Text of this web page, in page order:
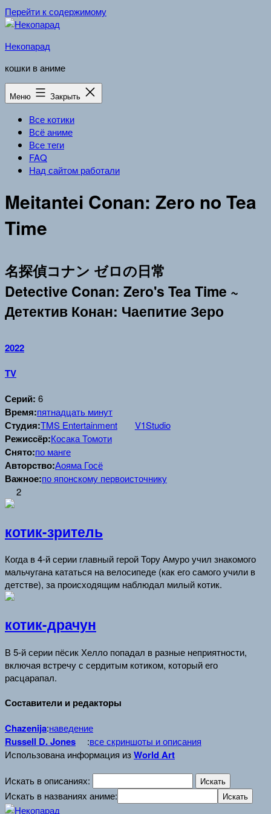
Перейти к содержимому
Некопарад
кошки в аниме
Меню Закрыть
Все котики
Всё аниме
Все теги
FAQ
Над сайтом работали
Meitantei Conan: Zero no Tea
Time
名探偵コナン ゼロの日常
Detective Conan: Zero's Tea Time ~
Детектив Конан: Чаепитие Зеро
2022
TV
Серий: 6
Время:пятнадцать минут
Студия:TMS Entertainment V1Studio
Режиссёр:Косака Томоти
Cнято:по манге
Авторство:Аояма Госё
Важное:по японскому первоисточнику
2
котик-зритель
Когда в 4-й серии главный герой Тору Амуро учил знакомого
мальчугана кататься на велосипеде (как его самого учили в
детстве), за происходящим наблюдал милый котик.
котик-драчун
В 5-й серии пёсик Хелло попадал в разные неприятности,
включая встречу с сердитым котиком, который его
расцарапал.
Составители и редакторы
Chazenija:наведение
Russell D. Jones :все скриншоты и описания
Использована информация изWorld Art
Искать в описаниях:
Искать в названиях аниме: